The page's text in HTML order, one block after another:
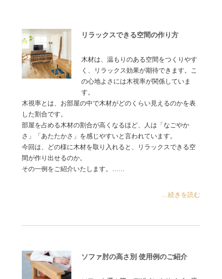
リラックスできる空間の作り方
木材は、温もりのある空間をつくりやす
く、リラックス効果が期待できます。こ
の心地よさには木視率が関係していま
す。
木視率とは、お部屋の中で木材がどのくらい見えるのかを表
した割合です。
部屋を占める木材の割合が高くなるほど、人は「なごやか
さ」「あたたかさ」を感じやすいと言われています。
今回は、どの様に木材を取り入れると、リラックスできる空
間が作り出せるのか。
その一例をご紹介いたします。……
...続きを読む
ソファ肘の高さ別 使用例のご紹介